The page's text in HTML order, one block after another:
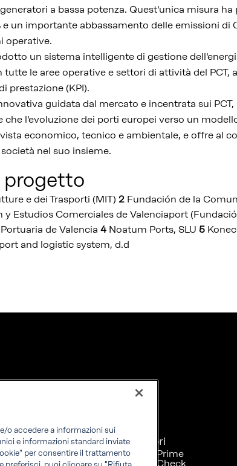
a bassa potenza. Quest'unica misura
un importante abbassamento delle emissioni di
operative.
un sistema intelligente di gestione
le aree operative e settori di attività del PCT,
prestazione (KPI).
guidata dal mercato e incentrata sui
l'evoluzione dei porti europei verso un
economico, tecnico e ambientale, e offre al
nel suo insieme.
progetto
e dei Trasporti (MIT) 2 Fundación de la
Estudios Comerciales de Valenciaport
de Valencia 4 Noatum Ports, SLU 5
and logistic system, d.d
Esplora
RINA at a glance
Carriere
Scopri
RINA Prime
RINA Check
o accedere a informazioni sui
e informazioni standard inviate
per consentire il trattamento